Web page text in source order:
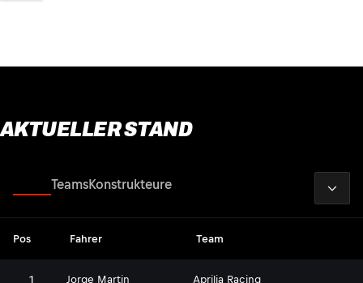
AKTUELLER STAND
TeamsKonstrukteure
Pos Fahrer Team
1 Jorge Martin Aprilia Racing